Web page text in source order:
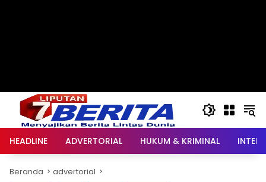
HEADLINE ADVERTORIAL HUKUM & KRIMINAL
Beranda advertorial